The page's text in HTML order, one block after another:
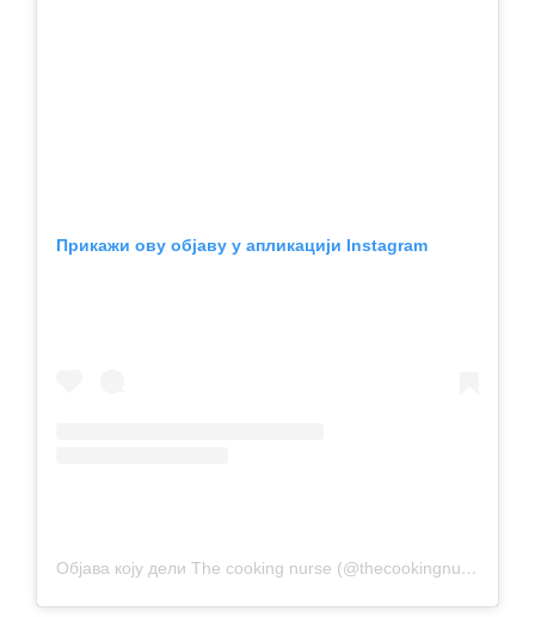
Прикажи ову објаву у апликацији Instagram
Објава коју дели The cooking nurse (@thecookingnurs3)